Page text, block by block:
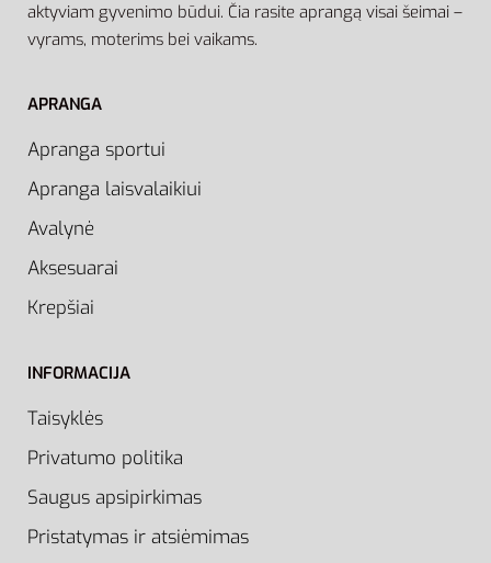
aktyviam gyvenimo būdui. Čia rasite aprangą visai šeimai –
vyrams, moterims bei vaikams.
APRANGA
Apranga sportui
Apranga laisvalaikiui
Avalynė
Aksesuarai
Krepšiai
INFORMACIJA
Taisyklės
Privatumo politika
Saugus apsipirkimas
Pristatymas ir atsiėmimas